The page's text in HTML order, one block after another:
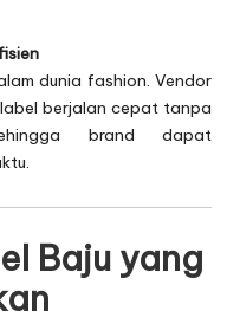
dunia fashion. Vendor
berjalan cepat tanpa
brand dapat
Baju yang